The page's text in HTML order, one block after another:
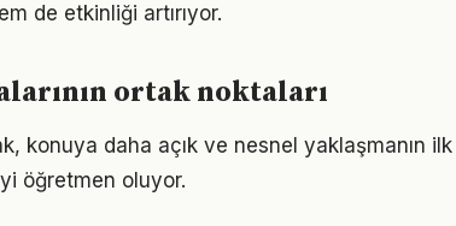
de etkinliği artırıyor.
ortak noktaları
konuya daha açık ve nesnel yaklaşmanın ilk
öğretmen oluyor.